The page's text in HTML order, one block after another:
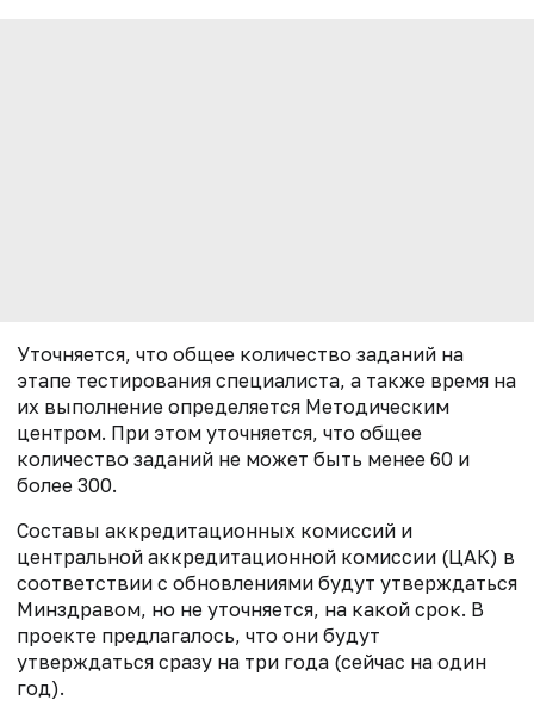
Уточняется, что общее количество заданий на
этапе тестирования специалиста, а также время на
их выполнение определяется Методическим
центром. При этом уточняется, что общее
количество заданий не может быть менее 60 и
более 300.
Составы аккредитационных комиссий и
центральной аккредитационной комиссии (ЦАК) в
соответствии с обновлениями будут утверждаться
Минздравом, но не уточняется, на какой срок. В
проекте предлагалось, что они будут
утверждаться сразу на три года (сейчас на один
год).